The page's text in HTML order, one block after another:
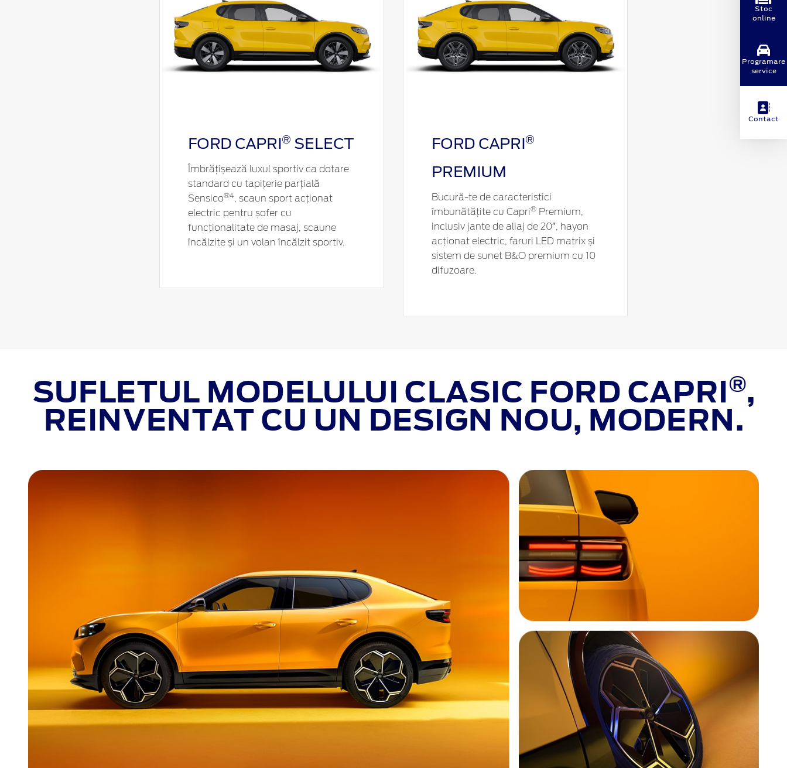
FORD CAPRI® SELECT
Îmbrățișează luxul sportiv ca dotare
standard cu tapițerie parțială
Sensico®4, scaun sport acționat
electric pentru șofer cu
funcționalitate de masaj, scaune
încălzite și un volan încălzit sportiv.
FORD CAPRI®
PREMIUM
Bucură-te de caracteristici
îmbunătățite cu Capri® Premium,
inclusiv jante de aliaj de 20″, hayon
acționat electric, faruri LED matrix și
sistem de sunet B&O premium cu 10
difuzoare.
SUFLETUL MODELULUI CLASIC FORD CAPRI®,
REINVENTAT CU UN DESIGN NOU, MODERN.
Stoc
online
Programare
service
Contact